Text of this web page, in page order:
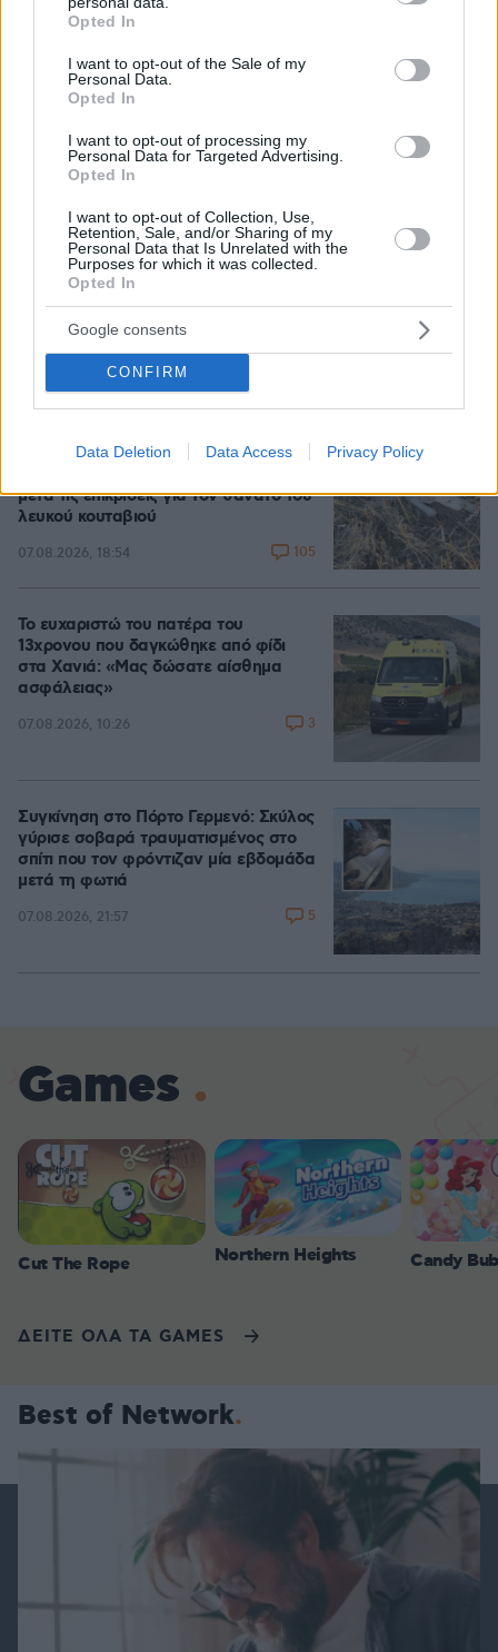
grant or deny consent to Google and its third-party tags to
use your data for below specified purposes in below Google
consent section.
Opted In
I want to opt-out of the Sale of my
Personal Data.
Opted In
I want to opt-out of processing my
Personal Data for Targeted Advertising.
Opted In
I want to opt-out of Collection, Use,
Retention, Sale, and/or Sharing of my
Personal Data that Is Unrelated with the
Purposes for which it was collected.
Opted In
Google consents
CONFIRM
Data Deletion Data Access Privacy Policy
οδηγού»: Πραγματογνώμονας
επιχειρεί να ρίξει φως στα αίτια του
δυστυχήματος στις Σέρρες
07.08.2026, 18:54 120
Φραντσέσκα Τόκα: Η Ιταλίδα «νύφη»
της Eurovision ποζάρει με μπικίνι και...
ολόγυμνη στην μπανιέρα της, δείτε
φωτογραφίες
07.08.2026, 20:57
οικογένεια λύκων, για να σώσουμε
μετά τις επικρίσεις για τον θάνατο του
λευκού κουταβιού
07.08.2026, 18:54 105
Το ευχαριστώ του πατέρα του
13χρονου που δαγκώθηκε από φίδι
στα Χανιά: «Μας δώσατε αίσθημα
ασφάλειας»
07.08.2026, 10:26 3
Συγκίνηση στο Πόρτο Γερμενό: Σκύλος
γύρισε σοβαρά τραυματισμένος στο
σπίτι που τον φρόντιζαν μία εβδομάδα
μετά τη φωτιά
07.08.2026, 21:57 5
Games
Cut The Rope Northern Heights Candy
ΔΕΙΤΕ ΟΛΑ ΤΑ GAMES
Best of Network